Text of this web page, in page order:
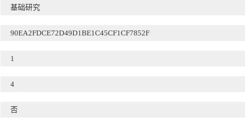
基础研究
90EA2FDCE72D49D1BE1C45CF1CF7852F
1
4
否